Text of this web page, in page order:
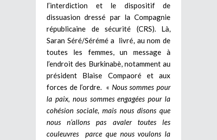
l’interdiction et le dispositif de
dissuasion dressé par la Compagnie
républicaine de sécurité (CRS). Là,
Saran Séré/Sérémé a livré, au nom de
toutes les femmes, un message à
l’endroit des Burkinabè, notamment au
président Blaise Compaoré et aux
forces de l’ordre. « Nous sommes pour
la paix, nous sommes engagées pour la
cohésion sociale, mais nous disons que
nous n’allons pas avaler toutes les
couleuvres parce que nous voulons la